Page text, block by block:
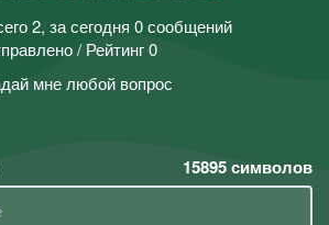
2, за сегодня 0 сообщений
/ Рейтинг 0
мне любой вопрос
15895символов